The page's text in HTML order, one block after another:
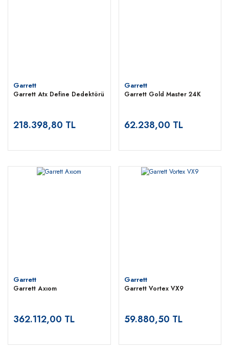
Garrett
Garrett Atx Define Dedektörü
218.398,80 TL
Garrett
Garrett Gold Master 24K
62.238,00 TL
Garrett
Garrett Axıom
362.112,00 TL
Garrett
Garrett Vortex VX9
59.880,50 TL